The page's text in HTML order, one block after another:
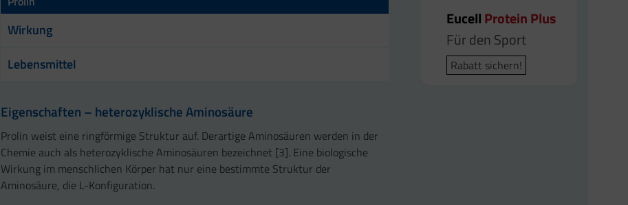
Wirkung
Lebensmittel
Eigenschaften – heterozyklische Aminosäure
Prolin weist eine ringförmige Struktur auf. Derartige Aminosäuren werden in der
Chemie auch als heterozyklische Aminosäuren bezeichnet [3]. Eine biologische
Wirkung im menschlichen Körper hat nur eine bestimmte Struktur der
Aminosäure, die L-Konfiguration.
EucellProtein Plus
Für den Sport
Rabatt sichern!